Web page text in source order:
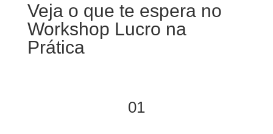
Veja o que te espera no
Workshop Lucro na
Prática
01